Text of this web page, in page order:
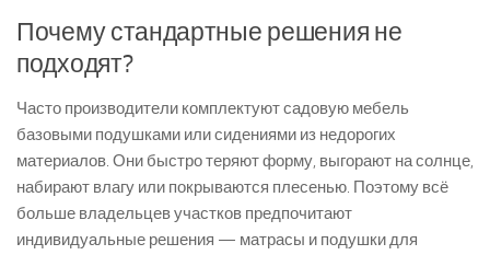
Почему стандартные решения не
подходят?
Часто производители комплектуют садовую мебель
базовыми подушками или сидениями из недорогих
материалов. Они быстро теряют форму, выгорают на солнце,
набирают влагу или покрываются плесенью. Поэтому всё
больше владельцев участков предпочитают
индивидуальные решения — матрасы и подушки для